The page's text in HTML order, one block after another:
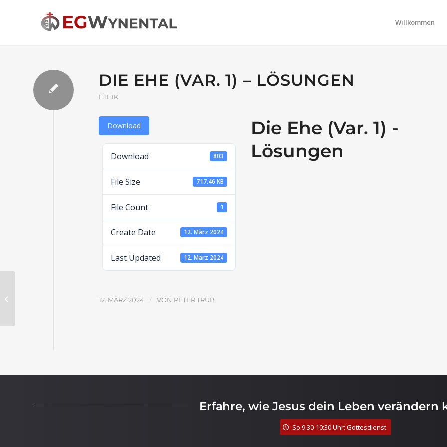
Willkommen
DIE EHE (VAR. 1) – LÖSUNGEN
ETHIK
Download
Download 803
File Size 717.46 KB
File Count 1
Create Date 12. März 2024
Last Updated 12. März 2024
Die Ehe (Var. 1) -
Lösungen
12. MÄRZ 2024 / VON PETER TRÜB
Erfahre, wie Jesus dein Leben verändern
So 9:30-10:30 Uhr: Gottesdienst
Die Ehe (Var. 1) – Aufgabenblatt